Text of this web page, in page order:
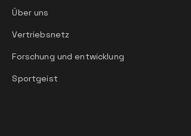
Über uns
Vertriebsnetz
Forschung und entwicklung
Sportgeist